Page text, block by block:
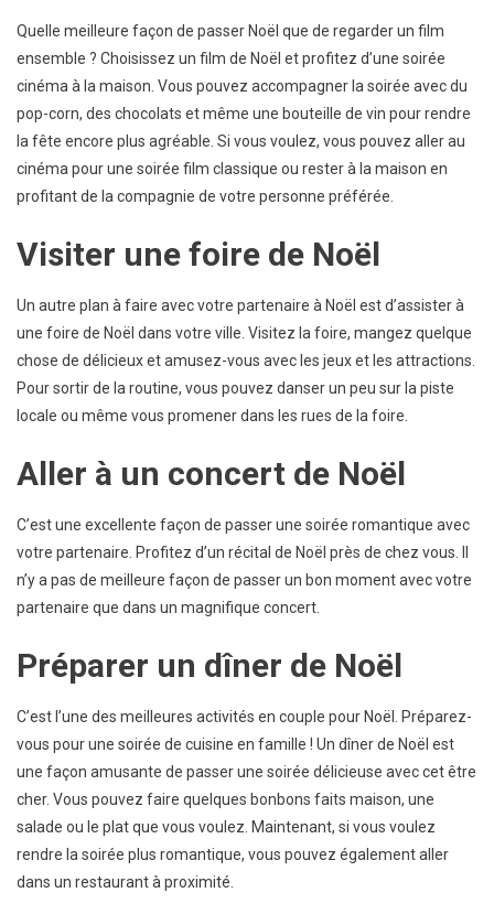
Quelle meilleure façon de passer Noël que de regarder un film
ensemble ? Choisissez un film de Noël et profitez d’une soirée
cinéma à la maison. Vous pouvez accompagner la soirée avec du
pop-corn, des chocolats et même une bouteille de vin pour rendre
la fête encore plus agréable. Si vous voulez, vous pouvez aller au
cinéma pour une soirée film classique ou rester à la maison en
profitant de la compagnie de votre personne préférée.
Visiter une foire de Noël
Un autre plan à faire avec votre partenaire à Noël est d’assister à
une foire de Noël dans votre ville. Visitez la foire, mangez quelque
chose de délicieux et amusez-vous avec les jeux et les attractions.
Pour sortir de la routine, vous pouvez danser un peu sur la piste
locale ou même vous promener dans les rues de la foire.
Aller à un concert de Noël
C’est une excellente façon de passer une soirée romantique avec
votre partenaire. Profitez d’un récital de Noël près de chez vous. Il
n’y a pas de meilleure façon de passer un bon moment avec votre
partenaire que dans un magnifique concert.
Préparer un dîner de Noël
C’est l’une des meilleures activités en couple pour Noël. Préparez-
vous pour une soirée de cuisine en famille ! Un dîner de Noël est
une façon amusante de passer une soirée délicieuse avec cet être
cher. Vous pouvez faire quelques bonbons faits maison, une
salade ou le plat que vous voulez. Maintenant, si vous voulez
rendre la soirée plus romantique, vous pouvez également aller
dans un restaurant à proximité.